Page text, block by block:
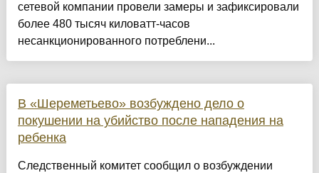
сетевой компании провели замеры и зафиксировали
более 480 тысяч киловатт-часов
несанкционированного потреблени...
В «Шереметьево» возбуждено дело о
покушении на убийство после нападения на
ребенка
Следственный комитет сообщил о возбуждении